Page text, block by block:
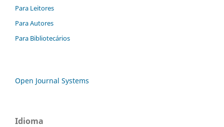
Para Leitores
Para Autores
Para Bibliotecários
Open Journal Systems
Idioma